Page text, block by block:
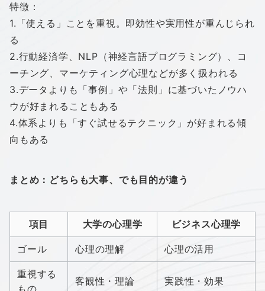
特徴：
1.「使える」ことを重視。即効性や実用性が重んじられ
る
2.行動経済学、NLP（神経言語プログラミング）、 コ
ーチング、マーケティング心理などが多く扱われる
3.データよりも「事例」や「法則」 に基づいたノウハ
ウが好まれることもある
4.体系よりも「すぐ試せるテクニック」が好まれる傾
向もある
まとめ：どちらも大事、でも目的が違う
項目 大学の心理学 ビジネス心理学
ゴール 心理の理解 心理の活用
重視する
もの
客観性・理論 実践性・効果